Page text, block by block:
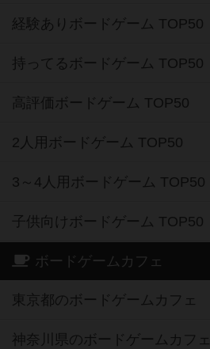
経験ありボードゲーム TOP50
持ってるボードゲーム TOP50
高評価ボードゲーム TOP50
2人用ボードゲーム TOP50
3～4人用ボードゲーム TOP50
子供向けボードゲーム TOP50
ボードゲームカフェ
東京都のボードゲームカフェ
神奈川県のボードゲームカフェ